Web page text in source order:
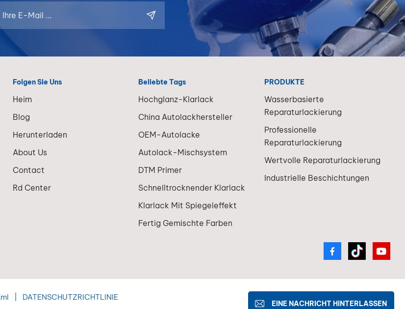
PRODUKTE
Wasserbasierte
Reparaturlackierung
Professionelle
Reparaturlackierung
Wertvolle Reparaturlackierung
Industrielle Beschichtungen
Beliebte Tags
Hochglanz-Klarlack
China Autolackhersteller
OEM-Autolacke
Autolack-Mischsystem
DTM Primer
Schnelltrocknender Klarlack
Klarlack Mit Spiegeleffekt
Fertig Gemischte Farben
Folgen Sie Uns
Heim
Blog
Herunterladen
About Us
Contact
Rd Center
DATENSCHUTZRICHTLINIE
EINE NACHRICHT HINTERLASSEN